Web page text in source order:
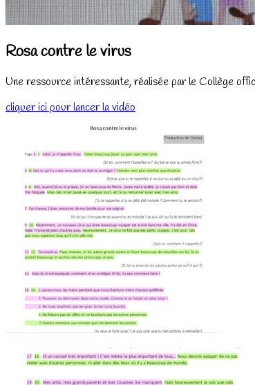
Rosa contre le virus
Une ressource intéressante, réalisée par le Collège
cliquer ici pour lancer la vidéo